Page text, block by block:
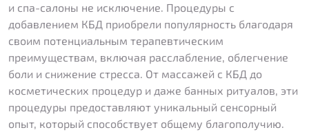
и спа-салоны не исключение. Процедуры с
добавлением КБД приобрели популярность благодаря
своим потенциальным терапевтическим
преимуществам, включая расслабление, облегчение
боли и снижение стресса. От массажей с КБД до
косметических процедур и даже банных ритуалов, эти
процедуры предоставляют уникальный сенсорный
опыт, который способствует общему благополучию.